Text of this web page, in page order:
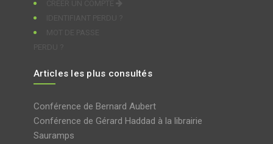
Articles les plus consultés
Conférence de Bernard Aubert
Conférence de Gérard Haddad à la librairie
Sauramps